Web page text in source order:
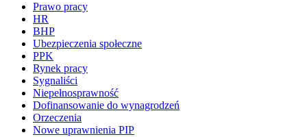
Prawo pracy
HR
BHP
Ubezpieczenia społeczne
PPK
Rynek pracy
Sygnaliści
Niepełnosprawność
Dofinansowanie do wynagrodzeń
Orzeczenia
Nowe uprawnienia PIP